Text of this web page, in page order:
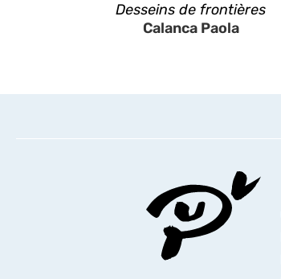
Desseins de frontières
Calanca Paola